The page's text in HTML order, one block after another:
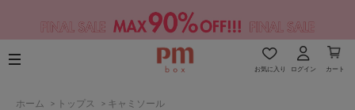
お気に入り ログイン カート
ホーム > トップス > キャミソール